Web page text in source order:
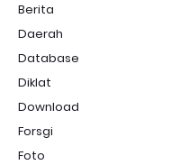
Berita
Daerah
Database
Diklat
Download
Forsgi
Foto